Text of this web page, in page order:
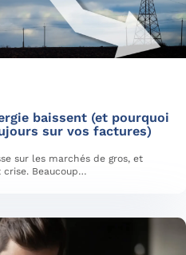
baissent (et pourquoi
sur vos factures)
sur les marchés de gros, et
crise. Beaucoup…